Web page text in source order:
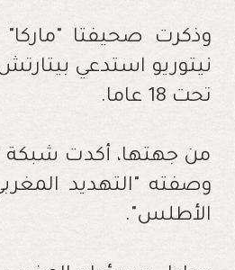
وذكرت صحيفتا "ماركا"
تحت 18 عاما.
من جهتها، أكدت شبكة
وصفته "التهديد
الأطلس".